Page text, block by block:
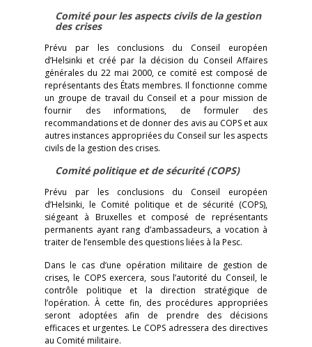
Comité pour les aspects civils de la gestion
des crises
Prévu par les conclusions du Conseil européen
d’Helsinki et créé par la décision du Conseil Affaires
générales du 22 mai 2000, ce comité est composé de
représentants des États membres. Il fonctionne comme
un groupe de travail du Conseil et a pour mission de
fournir des informations, de formuler des
recommandations et de donner des avis au COPS et aux
autres instances appropriées du Conseil sur les aspects
civils de la gestion des crises.
Comité politique et de sécurité (COPS)
Prévu par les conclusions du Conseil européen
d’Helsinki, le Comité politique et de sécurité (COPS),
siégeant à Bruxelles et composé de représentants
permanents ayant rang d’ambassadeurs, a vocation à
traiter de l’ensemble des questions liées à la Pesc.
Dans le cas d’une opération militaire de gestion de
crises, le COPS exercera, sous l’autorité du Conseil, le
contrôle politique et la direction stratégique de
l’opération. À cette fin, des procédures appropriées
seront adoptées afin de prendre des décisions
efficaces et urgentes. Le COPS adressera des directives
au Comité militaire.